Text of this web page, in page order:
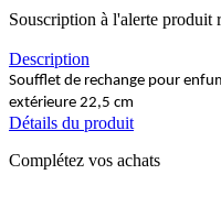
Souscription à l'alerte produit
Description
Soufflet de rechange pour
extérieure 22,5 cm
Détails du produit
Complétez vos achats